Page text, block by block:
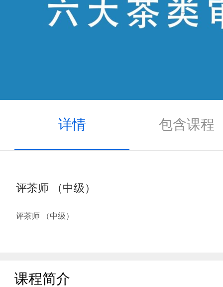
详情 包含课程
评茶师 （中级）
评茶师 （中级）
课程简介